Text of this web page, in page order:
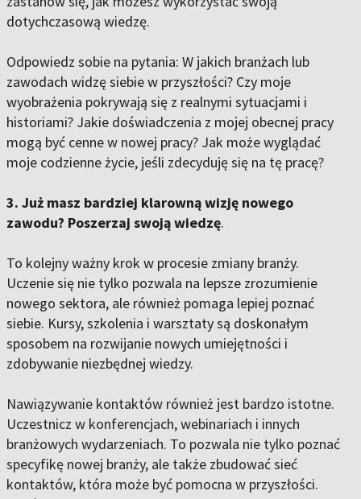
dotychczasową wiedzę.
Odpowiedz sobie na pytania: W jakich branżach lub
zawodach widzę siebie w przyszłości? Czy moje
wyobrażenia pokrywają się z realnymi sytuacjami i
historiami? Jakie doświadczenia z mojej obecnej pracy
mogą być cenne w nowej pracy? Jak może wyglądać
moje codzienne życie, jeśli zdecyduję się na tę pracę?
3. Już masz bardziej klarowną wizję nowego
zawodu? Poszerzaj swoją wiedzę.
To kolejny ważny krok w procesie zmiany branży.
Uczenie się nie tylko pozwala na lepsze zrozumienie
nowego sektora, ale również pomaga lepiej poznać
siebie. Kursy, szkolenia i warsztaty są doskonałym
sposobem na rozwijanie nowych umiejętności i
zdobywanie niezbędnej wiedzy.
Nawiązywanie kontaktów również jest bardzo istotne.
Uczestnicz w konferencjach, webinariach i innych
branżowych wydarzeniach. To pozwala nie tylko poznać
specyfikę nowej branży, ale także zbudować sieć
kontaktów, która może być pomocna w przyszłości.